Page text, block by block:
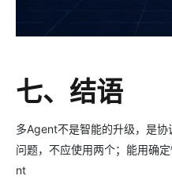
七、结语
多Agent不是智能的升级，是
问题，不应使用两个；能用确
nt